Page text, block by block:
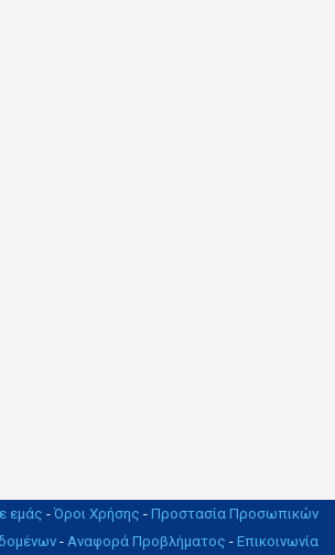
εμάς - Όροι Χρήσης - Προστασία Προσωπικών
- Αναφορά Προβλήματος - Επικοινωνία